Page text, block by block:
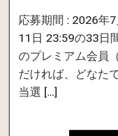
応募期間 : 2026年
11日 23:59の33日
のプレミアム会員
だければ、どなた
当選 […]